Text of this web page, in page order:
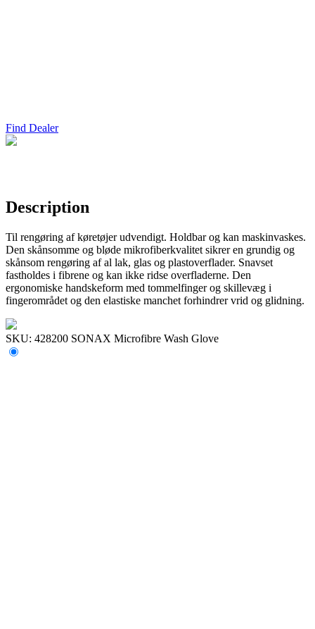
Find Dealer
Description
Til rengøring af køretøjer udvendigt. Holdbar og kan maskinvaskes.
Den skånsomme og bløde mikrofiberkvalitet sikrer en grundig og
skånsom rengøring af al lak, glas og plastoverflader. Snavset
fastholdes i fibrene og kan ikke ridse overfladerne. Den
ergonomiske handskeform med tommelfinger og skillevæg i
fingerområdet og den elastiske manchet forhindrer vrid og glidning.
SKU: 428200 SONAX Microfibre Wash Glove